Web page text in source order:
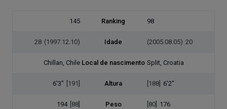
145 Ranking 98
28 (1997.12.10) Idade (2005.08.05) 20
Chillan, Chile Local de nascimento Split, Croatia
6'3" [191] Altura [188] 6'2"
194 [88] Peso [80] 176